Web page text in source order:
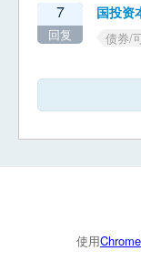
7
回复
国投资
债券/
使用Chrome